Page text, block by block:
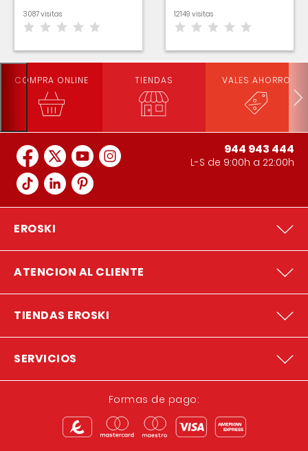
3087 visitas 12149 visitas
COMPRA ONLINE TIENDAS VALES AHORRO
944 943 444
L-S de 9:00h a 22:00h
EROSKI
ATENCION AL CLIENTE
TIENDAS EROSKI
SERVICIOS
Formas de pago: